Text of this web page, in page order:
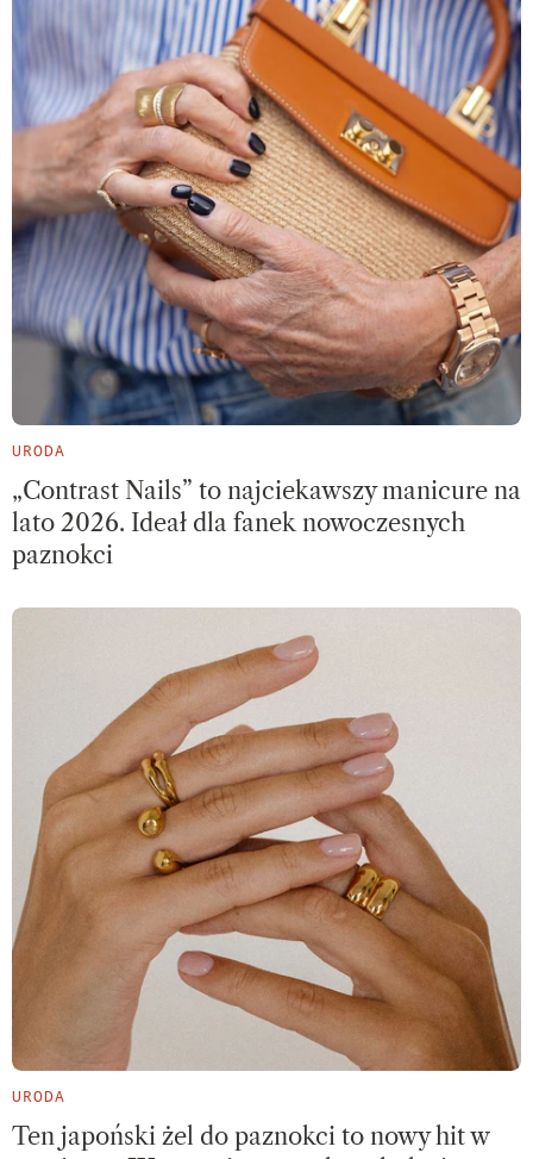
URODA
„Contrast Nails” to najciekawszy manicure na
lato 2026. Ideał dla fanek nowoczesnych
paznokci
URODA
Ten japoński żel do paznokci to nowy hit w